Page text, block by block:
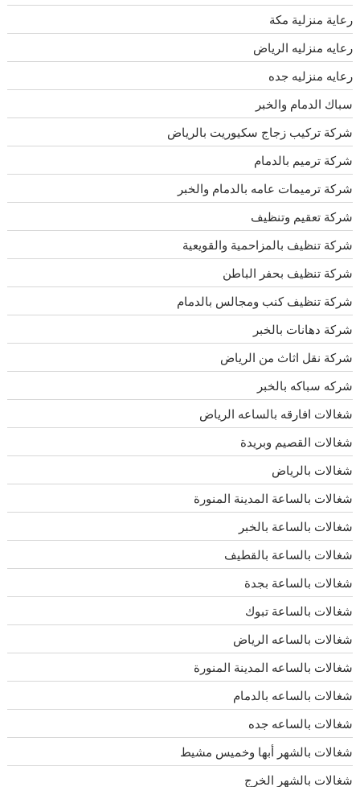
رعاية منزلية مكة
رعايه منزليه الرياض
رعايه منزليه جده
سباك الدمام والخبر
شركة تركيب زجاج سكيوريت بالرياض
شركة ترميم بالدمام
شركة ترميمات عامه بالدمام والخبر
شركة تعقيم وتنظيف
شركة تنظيف بالمزاحمية والقويعية
شركة تنظيف بحفر الباطن
شركة تنظيف كنب ومجالس بالدمام
شركة دهانات بالخبر
شركة نقل اثاث من الرياض
شركه سباكه بالخبر
شغالات افارقه بالساعه الرياض
شغالات القصيم وبريدة
شغالات بالرياض
شغالات بالساعة المدينة المنورة
شغالات بالساعة بالخبر
شغالات بالساعة بالقطيف
شغالات بالساعة بجدة
شغالات بالساعة تبوك
شغالات بالساعه الرياض
شغالات بالساعه المدينة المنورة
شغالات بالساعه بالدمام
شغالات بالساعه جده
شغالات بالشهر أبها وخميس مشيط
شغالات بالشهر الخرج